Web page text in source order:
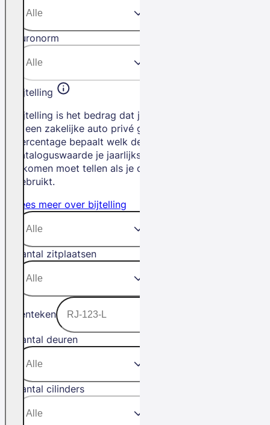
Euronorm
Bijtelling
Bijtelling is het bedrag dat je betaalt als
je een zakelijke auto privé gebruikt. Het
percentage bepaalt welk deel van de
cataloguswaarde je jaarlijks bij je
inkomen moet tellen als je de auto privé
gebruikt.
Lees meer over bijtelling
Aantal zitplaatsen
Kenteken
Aantal deuren
Aantal cilinders